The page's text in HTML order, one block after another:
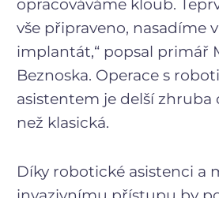
opracováváme kloub.
vše připraveno, nasadíme
implantát,“ popsal primář
Beznoska. Operace s
asistentem je delší zhruba
než klasická.
Díky robotické asistenci a